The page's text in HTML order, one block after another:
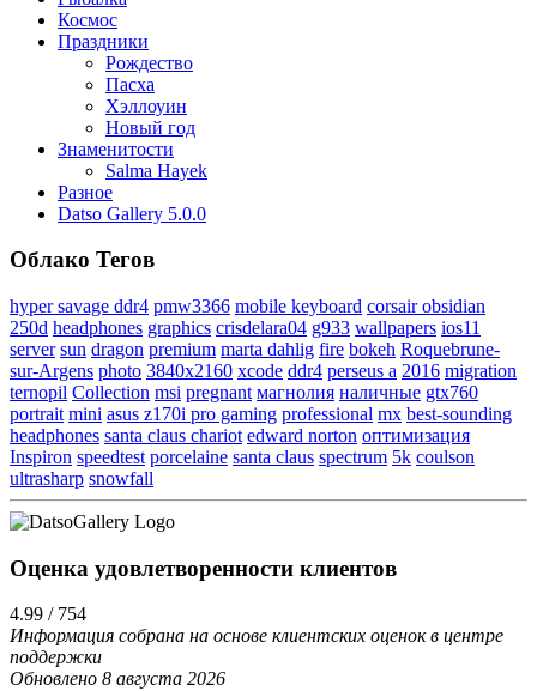
Космос
Праздники
Рождество
Пасха
Хэллоуин
Новый год
Знаменитости
Salma Hayek
Разное
Datso Gallery 5.0.0
Облако Тегов
hyper savage ddr4 pmw3366 mobile keyboard corsair obsidian
250d headphones graphics crisdelara04 g933 wallpapers ios11
server sun dragon premium marta dahlig fire bokeh Roquebrune-
sur-Argens photo 3840x2160 xcode ddr4 perseus a 2016 migration
ternopil Collection msi pregnant магнолия наличные gtx760
portrait mini asus z170i pro gaming professional mx best-sounding
headphones santa claus chariot edward norton оптимизация
Inspiron speedtest porcelaine santa claus spectrum 5k coulson
ultrasharp snowfall
Оценка удовлетворенности клиентов
4.99 / 754
Информация собрана на основе клиентских оценок в центре
поддержки
Обновлено 8 августа 2026